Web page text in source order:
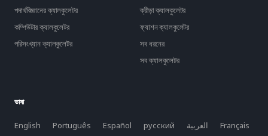
পদার্থবিজ্ঞানের ক্যালকুলেটর
ক্রীড়া ক্যালকুলেটর
কম্পিউটার ক্যালকুলেটর
ফ্যাশন ক্যালকুলেটর
পরিসংখ্যান ক্যালকুলেটর
সব ধরনের
সব ক্যালকুলেটর
ভাষা
English Português Español русский العربية Français